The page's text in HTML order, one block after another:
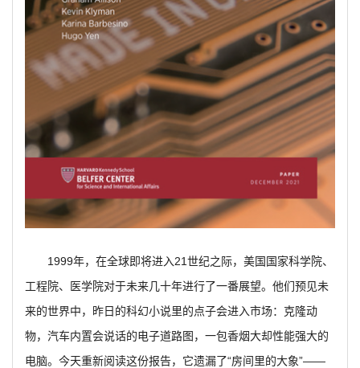
1999年，在全球即将进入21世纪之际，美国国家科学院、
工程院、医学院对于未来几十年进行了一番展望。他们预见未
来的世界中，昨日的科幻小说里的点子会进入市场：克隆动
物，汽车内置会说话的电子道路图，一包香烟大却性能强大的
电脑。今天重新阅读这份报告，它遗漏了“房间里的大象”——